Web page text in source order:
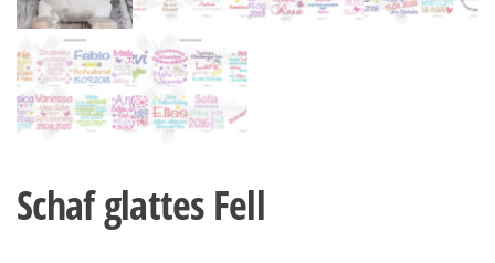
Schaf glattes Fell